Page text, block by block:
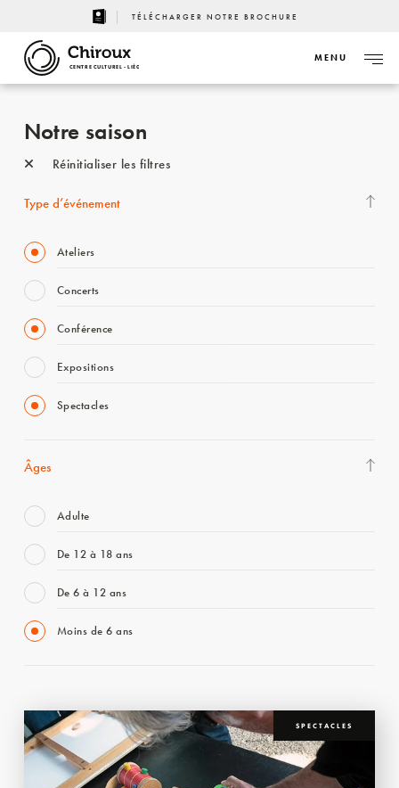
TÉLÉCHARGER NOTRE BROCHURE
CENTRE CULTUREL - LIÈGE
MENU
Notre saison
Réinitialiser les filtres
Type d’événement
Ateliers
Concerts
Conférence
Expositions
Spectacles
Âges
Adulte
De 12 à 18 ans
De 6 à 12 ans
Moins de 6 ans
SPECTACLES